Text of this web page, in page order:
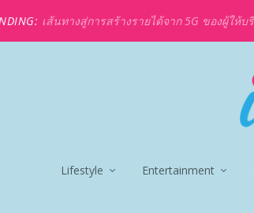
เส้นทางสู่การสร้างรายได้จาก 5G ของผู้ให้บ
Lifestyle Entertainment